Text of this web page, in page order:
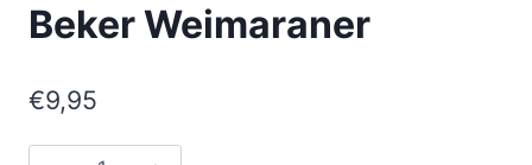
Beker Weimaraner
€9,95